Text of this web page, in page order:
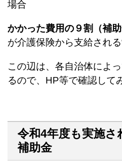
場合
かかった費用の９割（補
が介護保険から支給される
この辺は、各自治体によ
るので、HP等で確認して
令和4年度も実施さ
補助金